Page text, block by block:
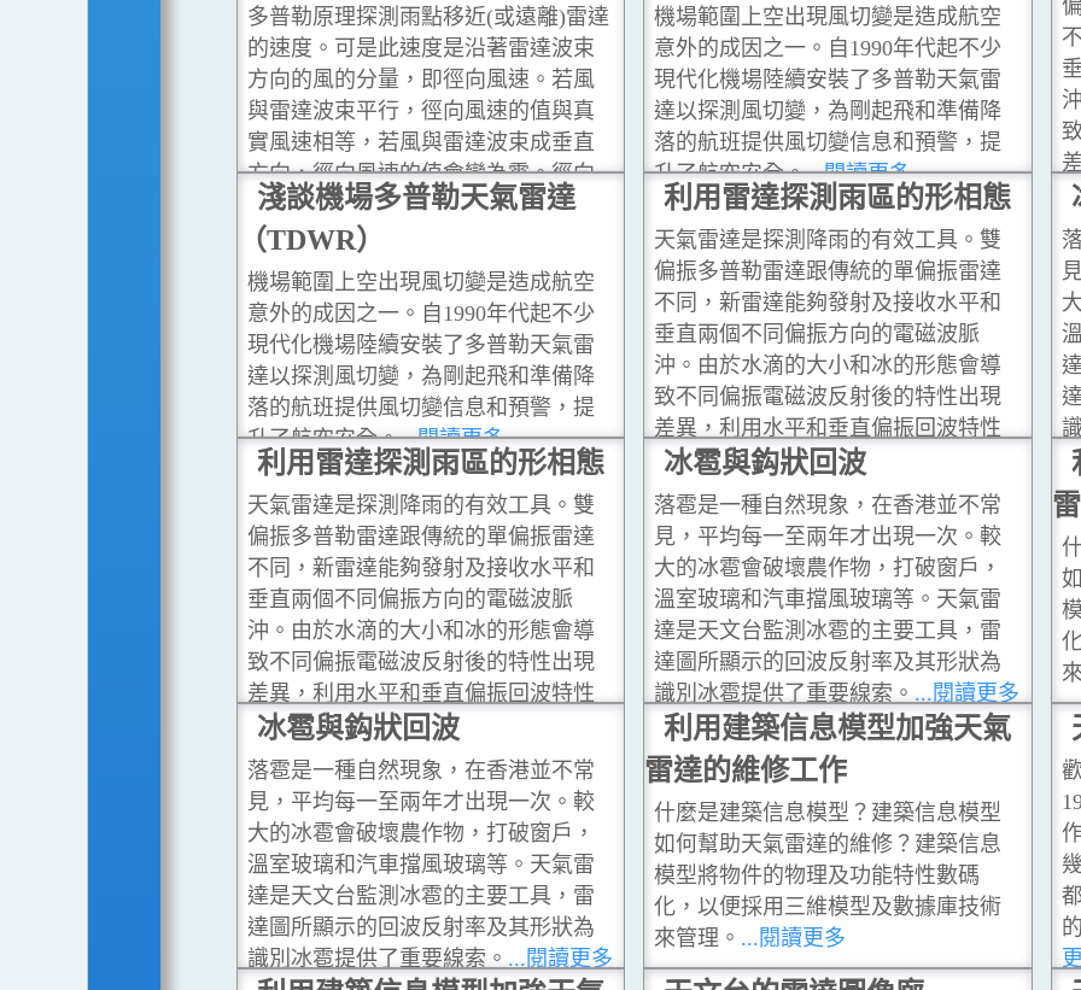
多普勒原理探測雨點移近(或遠離)雷達
的速度。可是此速度是沿著雷達波束
方向的風的分量，即徑向風速。若風
與雷達波束平行，徑向風速的值與真
實風速相等，若風與雷達波束成垂直
方向，徑向風速的值會變為零。徑向
風速為零的線稱為零徑速線。...閱讀更
多
機場範圍上空出現風切變是造成航空
意外的成因之一。自1990年代起不少
現代化機場陸續安裝了多普勒天氣雷
達以探測風切變，為剛起飛和準備降
落的航班提供風切變信息和預警，提
升了航空安全。...閱讀更多
淺談機場多普勒天氣雷達
（TDWR）
機場範圍上空出現風切變是造成航空
意外的成因之一。自1990年代起不少
現代化機場陸續安裝了多普勒天氣雷
達以探測風切變，為剛起飛和準備降
落的航班提供風切變信息和預警，提
升了航空安全。...閱讀更多
利用雷達探測雨區的形相態
天氣雷達是探測降雨的有效工具。雙
偏振多普勒雷達跟傳統的單偏振雷達
不同，新雷達能夠發射及接收水平和
垂直兩個不同偏振方向的電磁波脈
沖。由於水滴的大小和冰的形態會導
致不同偏振電磁波反射後的特性出現
差異，利用水平和垂直偏振回波特性
的差別，有助於判斷雨區的成分，以
及雨量的多少。...閱讀更多
利用雷達探測雨區的形相態
天氣雷達是探測降雨的有效工具。雙
偏振多普勒雷達跟傳統的單偏振雷達
不同，新雷達能夠發射及接收水平和
垂直兩個不同偏振方向的電磁波脈
沖。由於水滴的大小和冰的形態會導
致不同偏振電磁波反射後的特性出現
差異，利用水平和垂直偏振回波特性
的差別，有助於判斷雨區的成分，以
及雨量的多少。...閱讀更多
冰雹與鈎狀回波
落雹是一種自然現象，在香港並不常
見，平均每一至兩年才出現一次。較
大的冰雹會破壞農作物，打破窗戶，
溫室玻璃和汽車擋風玻璃等。天氣雷
達是天文台監測冰雹的主要工具，雷
達圖所顯示的回波反射率及其形狀為
識別冰雹提供了重要線索。 ...閱讀更多
冰雹與鈎狀回波
落雹是一種自然現象，在香港並不常
見，平均每一至兩年才出現一次。較
大的冰雹會破壞農作物，打破窗戶，
溫室玻璃和汽車擋風玻璃等。天氣雷
達是天文台監測冰雹的主要工具，雷
達圖所顯示的回波反射率及其形狀為
識別冰雹提供了重要線索。 ...閱讀更多
利用建築信息模型加強天氣
雷達的維修工作
什麼是建築信息模型？建築信息模型
如何幫助天氣雷達的維修？建築信息
模型將物件的物理及功能特性數碼
化，以便採用三維模型及數據庫技術
來管理。 ...閱讀更多